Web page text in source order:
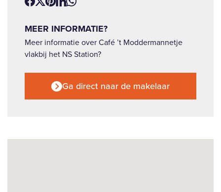
MEER INFORMATIE?
Meer informatie over Café ’t Moddermannetje
vlakbij het NS Station?
Ga direct naar de makelaar